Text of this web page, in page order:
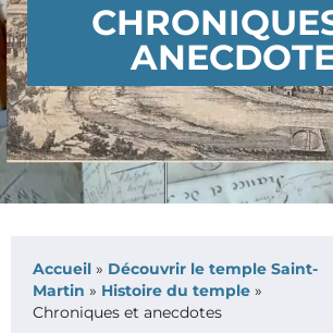
Accueil » Découvrir le temple Saint-
Martin » Histoire du temple »
Chroniques et anecdotes